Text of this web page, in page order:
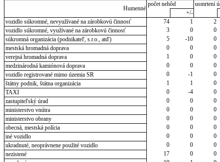
Humenné
počet nehôd
usmrtení
+/-
vozidlo súkromné, nevyužívané na zárobkovú činnosť
74 1
2
vozidlo súkromné, využívané na zárobkovú činnosť
3 0
0
súkromná organizácia (podnikateľ, s.r.o., atď)
5 -10
0
mestská hromadná doprava
0 0
0
verejná hromadná doprava
1 0
0
medzinárodná kamiónová doprava
0 0
0
vozidlo registrované mimo územia SR
0 -1
0
štátny podnik, štátna organizácia
1 1
0
TAXI
0 -4
0
zastupiteľský úrad
0 0
0
ministerstvo vnútra
0 0
0
ministerstvo obrany
0 0
0
obecná, mestská polícia
0 0
0
iné vozidlo
0 0
0
ukradnuté, neoprávnene použité vozidlo
0 0
0
nezistené
17 0
0